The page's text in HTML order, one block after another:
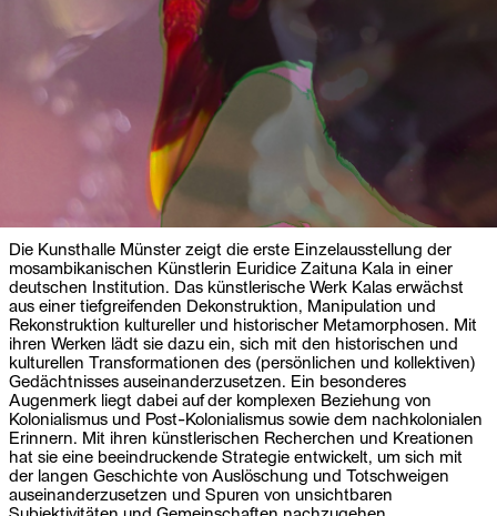
Die Kunsthalle Münster zeigt die erste Einzelausstellung der
mosambikanischen Künstlerin Euridice Zaituna Kala in einer
deutschen Institution. Das künstlerische Werk Kalas erwächst
aus einer tiefgreifenden Dekonstruktion, Manipulation und
Rekonstruktion kultureller und historischer Metamorphosen. Mit
ihren Werken lädt sie dazu ein, sich mit den historischen und
kulturellen Transformationen des (persönlichen und kollektiven)
Gedächtnisses auseinanderzusetzen. Ein besonderes
Augenmerk liegt dabei auf der komplexen Beziehung von
Kolonialismus und Post-Kolonialismus sowie dem nachkolonialen
Erinnern. Mit ihren künstlerischen Recherchen und Kreationen
hat sie eine beeindruckende Strategie entwickelt, um sich mit
der langen Geschichte von Auslöschung und Totschweigen
auseinanderzusetzen und Spuren von unsichtbaren